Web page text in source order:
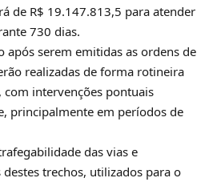
de R$ 19.147.813,5 para atender
730 dias.
após serem emitidas as ordens de
realizadas de forma rotineira
intervenções pontuais
principalmente em períodos de
das vias e
trechos, utilizados para o